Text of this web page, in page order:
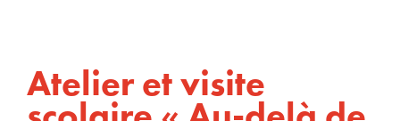
Atelier et visite